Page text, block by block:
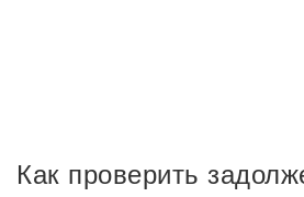
Как проверить